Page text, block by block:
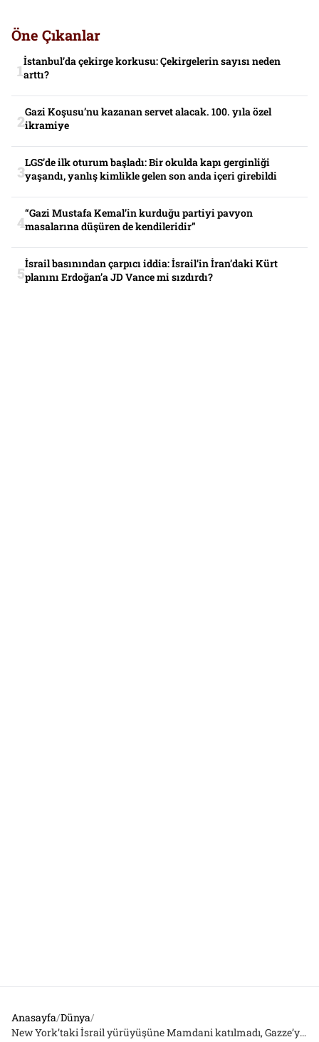
Öne Çıkanlar
İstanbul’da çekirge korkusu: Çekirgelerin sayısı neden
arttı?
Gazi Koşusu’nu kazanan servet alacak. 100. yıla özel
ikramiye
LGS’de ilk oturum başladı: Bir okulda kapı gerginliği
yaşandı, yanlış kimlikle gelen son anda içeri girebildi
“Gazi Mustafa Kemal’in kurduğu partiyi pavyon
masalarına düşüren de kendileridir”
İsrail basınından çarpıcı iddia: İsrail’in İran’daki Kürt
planını Erdoğan’a JD Vance mi sızdırdı?
Anasayfa/Dünya/
New York’taki İsrail yürüyüşüne Mamdani katılmadı, Gazze’ye nükleer bomba atalım diyen bakan yürüdü